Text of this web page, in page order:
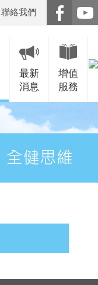
聯絡我們
最新
消息
增值
服務